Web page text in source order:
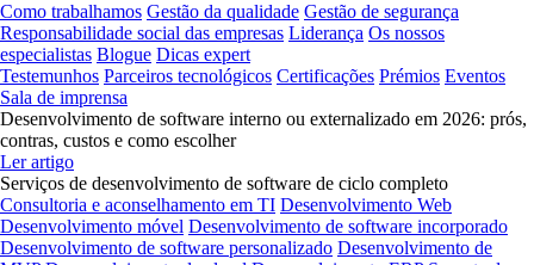
Como trabalhamos Gestão da qualidade Gestão de segurança
Responsabilidade social das empresas Liderança Os nossos
especialistas Blogue Dicas expert
Testemunhos Parceiros tecnológicos Certificações Prémios Eventos
Sala de imprensa
Desenvolvimento de software interno ou externalizado em 2026: prós,
contras, custos e como escolher
Ler artigo
Serviços de desenvolvimento de software de ciclo completo
Consultoria e aconselhamento em TI Desenvolvimento Web
Desenvolvimento móvel Desenvolvimento de software incorporado
Desenvolvimento de software personalizado Desenvolvimento de